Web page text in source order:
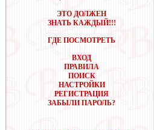
ЭТО ДОЛЖЕН
ЗНАТЬ КАЖДЫЙ!!!
ГДЕ ПОСМОТРЕТЬ
ВХОД
ПРАВИЛА
ПОИСК
НАСТРОЙКИ
РЕГИСТРАЦИЯ
ЗАБЫЛИ ПАРОЛЬ?